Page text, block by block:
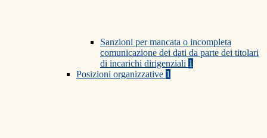
Sanzioni per mancata o incompleta
comunicazione dei dati da parte dei titolari
di incarichi dirigenziali 1
Posizioni organizzative 1